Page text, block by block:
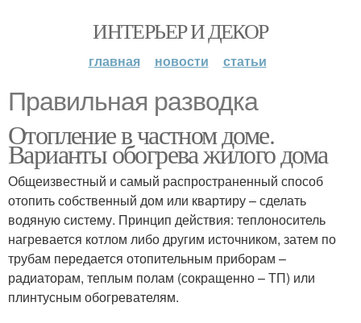
ИНТЕРЬЕР И ДЕКОР
главная новости статьи
Правильная разводка
Отопление в частном доме.
Варианты обогрева жилого дома
Общеизвестный и самый распространенный способ
отопить собственный дом или квартиру – сделать
водяную систему. Принцип действия: теплоноситель
нагревается котлом либо другим источником, затем по
трубам передается отопительным приборам –
радиаторам, теплым полам (сокращенно – ТП) или
плинтусным обогревателям.